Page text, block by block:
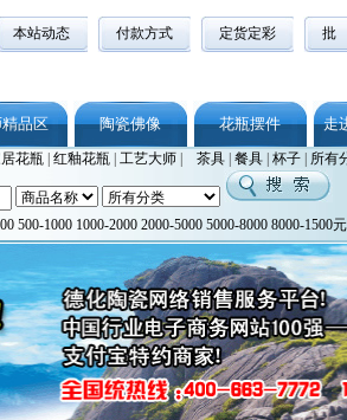
本站动态 付款方式 定货定彩
品区 陶瓷佛像 花瓶摆件 走
花瓶| 红釉花瓶| 工艺大师| 茶具| 餐具| 杯子| 所有
500-1000 1000-2000 2000-5000 5000-8000 8000-1500元